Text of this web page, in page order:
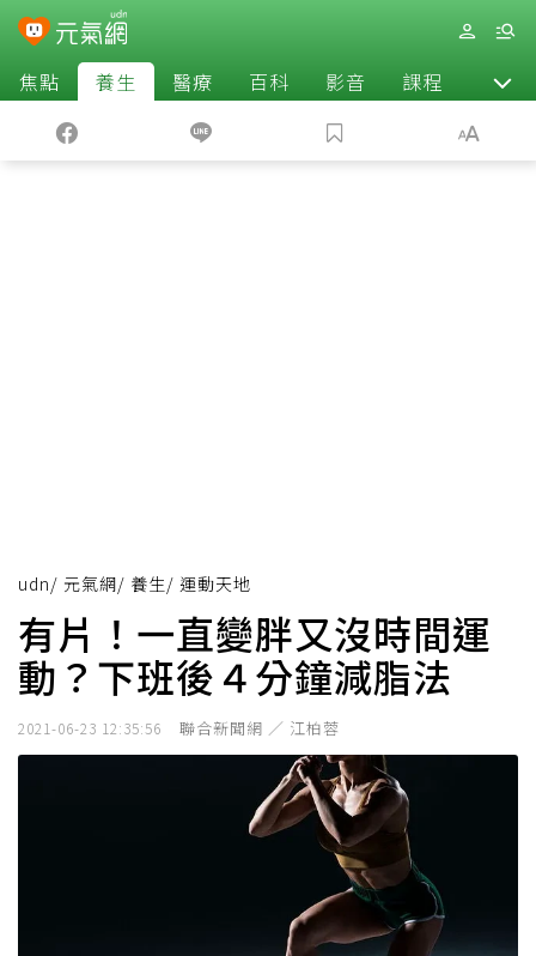
焦點 養生 醫療 百科 影音 課程 退休
udn/ 元氣網/ 養生/ 運動天地
有片！一直變胖又沒時間運
動？下班後４分鐘減脂法
2021-06-23 12:35:56 聯合新聞網 ／ 江柏蓉